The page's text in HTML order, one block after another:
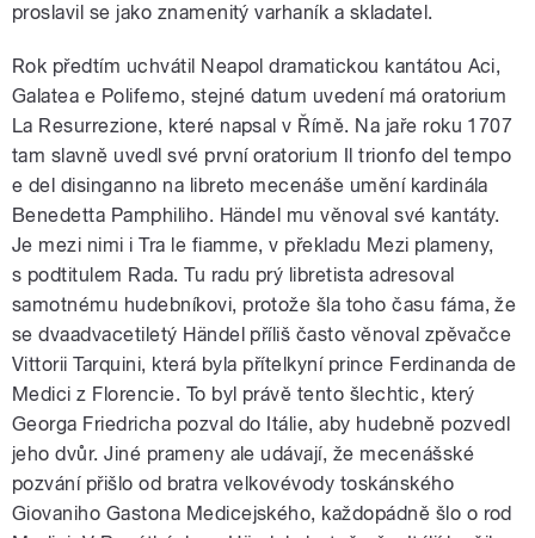
proslavil se jako znamenitý varhaník a skladatel.
Rok předtím uchvátil Neapol dramatickou kantátou Aci,
Galatea e Polifemo, stejné datum uvedení má oratorium
La Resurrezione, které napsal v Římě. Na jaře roku 1707
tam slavně uvedl své první oratorium Il trionfo del tempo
e del disinganno na libreto mecenáše umění kardinála
Benedetta Pamphiliho. Händel mu věnoval své kantáty.
Je mezi nimi i Tra le fiamme, v překladu Mezi plameny,
s podtitulem Rada. Tu radu prý libretista adresoval
samotnému hudebníkovi, protože šla toho času fáma, že
se dvaadvacetiletý Händel příliš často věnoval zpěvačce
Vittorii Tarquini, která byla přítelkyní prince Ferdinanda de
Medici z Florencie. To byl právě tento šlechtic, který
Georga Friedricha pozval do Itálie, aby hudebně pozvedl
jeho dvůr. Jiné prameny ale udávají, že mecenášské
pozvání přišlo od bratra velkovévody toskánského
Giovaniho Gastona Medicejského, každopádně šlo o rod